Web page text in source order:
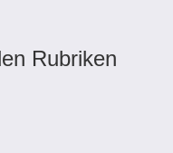
Rubriken